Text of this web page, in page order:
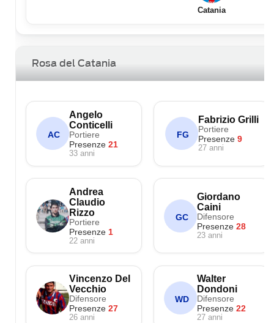
Catania
Rosa del Catania
AC
Angelo
Conticelli
Portiere
Presenze 21
33 anni
FG
Fabrizio Grilli
Portiere
Presenze 9
27 anni
Andrea
Claudio
Rizzo
Portiere
Presenze 1
22 anni
GC
Giordano
Caini
Difensore
Presenze28
23 anni
Vincenzo Del
Vecchio
Difensore
Presenze 27
26 anni
WD
Walter
Dondoni
Difensore
Presenze22
27 anni